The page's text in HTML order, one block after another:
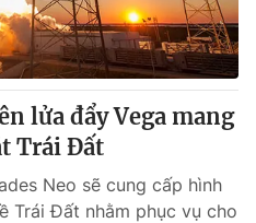
lửa đẩy Vega mang
Trái Đất
Neo sẽ cung cấp hình
Trái Đất nhằm phục vụ cho